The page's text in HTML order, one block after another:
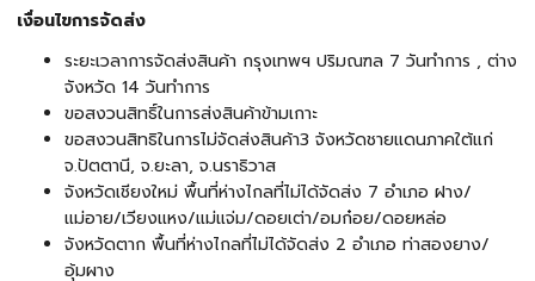
เงื่อนไขการจัดส่ง
ระยะเวลาการจัดส่งสินค้า กรุงเทพฯ ปริมณฑล 7 วันทำการ , ต่าง
จังหวัด 14 วันทำการ
ขอสงวนสิทธิ์ในการส่งสินค้าข้ามเกาะ
ขอสงวนสิทธิในการไม่จัดส่งสินค้า3 จังหวัดชายแดนภาคใต้แก่
จ.ปัตตานี, จ.ยะลา, จ.นราธิวาส
จังหวัดเชียงใหม่ พื้นที่ห่างไกลที่ไม่ได้จัดส่ง 7 อำเภอ ฝาง/
แม่อาย/เวียงแหง/แม่แจ่ม/ดอยเต่า/อมก๋อย/ดอยหล่อ
จังหวัดตาก พื้นที่ห่างไกลที่ไม่ได้จัดส่ง 2 อำเภอ ท่าสองยาง/
อุ้มผาง